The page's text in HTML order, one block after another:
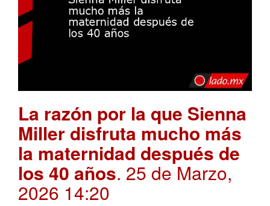
La razón por la que Sienna
Miller disfruta mucho más
la maternidad después de
los 40 años. 25 de Marzo,
2026 14:20